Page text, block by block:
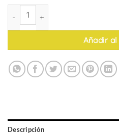
Taburete Mónaco (Blanco,
Añadir
Descripción